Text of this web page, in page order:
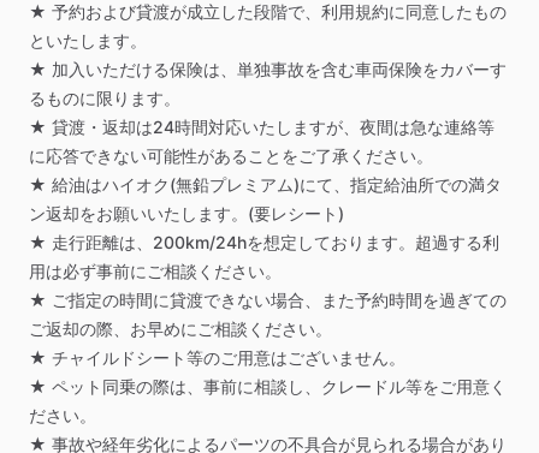
★ 予約および貸渡が成立した段階で、利用規約に同意したもの
といたします。
★ 加入いただける保険は、単独事故を含む車両保険をカバーす
るものに限ります。
★ 貸渡・返却は24時間対応いたしますが、夜間は急な連絡等
に応答できない可能性があることをご了承ください。
★ 給油はハイオク(無鉛プレミアム)にて、指定給油所での満タ
ン返却をお願いいたします。(要レシート)
★ 走行距離は、200km​/​24hを想定しております。超過する利
用は必ず事前にご相談ください。
★ ご指定の時間に貸渡できない場合、また予約時間を過ぎての
ご返却の際、お早めにご相談ください。
★ チャイルドシート等のご用意はございません。
★ ペット同乗の際は、事前に相談し、クレードル等をご用意く
ださい。
★ 事故や経年劣化によるパーツの不具合が見られる場合があり